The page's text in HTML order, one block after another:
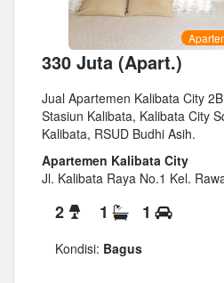
330 Juta (Apart.)
Jual Apartemen Kalibata City
Stasiun Kalibata, Kalibata City
Kalibata, RSUD Budhi Asih.
Apartemen Kalibata City
Jl. Kalibata Raya No.1 Kel.
2 1 1
Kondisi: Bagus